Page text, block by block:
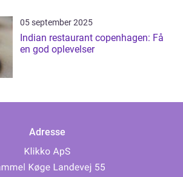
05 september 2025
Indian restaurant copenhagen: Få
en god oplevelser
Adresse